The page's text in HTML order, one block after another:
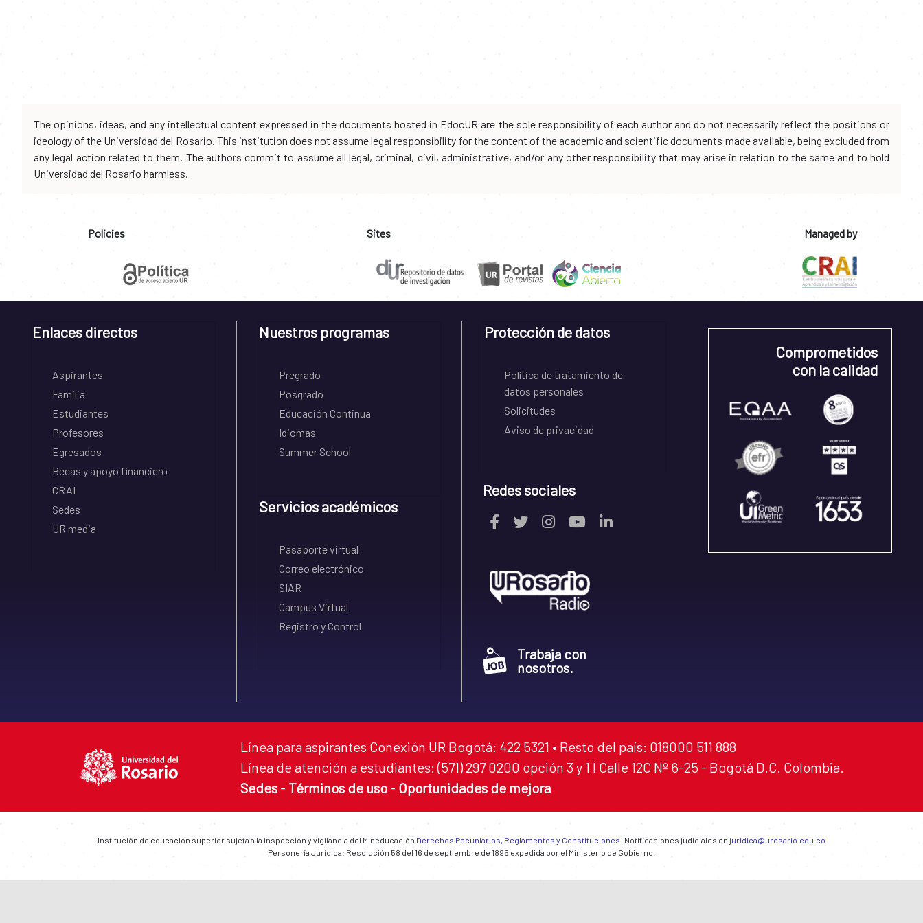
The opinions, ideas, and any intellectual content expressed in the documents hosted in EdocUR are the sole responsibility of each author and do not necessarily reflect the positions or
ideology of the Universidad del Rosario. This institution does not assume legal responsibility for the content of the academic and scientific documents made available, being excluded from
any legal action related to them. The authors commit to assume all legal, criminal, civil, administrative, and/or any other responsibility that may arise in relation to the same and to hold
Universidad del Rosario harmless.
Policies Sites Managed by
Enlaces directos
Aspirantes
Familia
Estudiantes
Profesores
Egresados
Becas y apoyo financiero
CRAI
Sedes
UR media
Nuestros programas
Pregrado
Posgrado
Educación Continua
Idiomas
Summer School
Servicios académicos
Pasaporte virtual
Correo electrónico
SIAR
Campus Virtual
Registro y Control
Protección de datos
Política de tratamiento de
datos personales
Solicitudes
Aviso de privacidad
Redes sociales
Trabaja con
nosotros.
Comprometidos
con la calidad
Línea para aspirantes Conexión UR Bogotá: 422 5321 • Resto del país: 018000 511 888
Línea de atención a estudiantes: (571) 297 0200 opción 3 y 1 I Calle 12C Nº 6-25 - Bogotá D.C. Colombia.
Sedes - Términos de uso - Oportunidades de mejora
Institución de educación superior sujeta a la inspección y vigilancia del Mineducación Derechos Pecuniarios, Reglamentos y Constituciones | Notificaciones judiciales en juridica@urosario.edu.co
Personería Jurídica: Resolución 58 del 16 de septiembre de 1895 expedida por el Ministerio de Gobierno.